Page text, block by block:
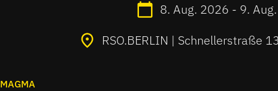
8. Aug. 2026 - 9.
RSO.BERLIN | Schnellerstraße
MAGMA